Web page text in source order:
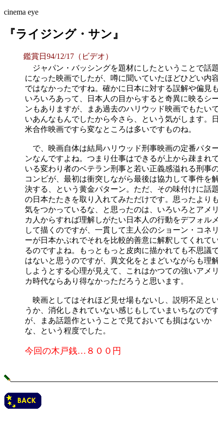
cinema eye
『ライジング・サン』
鑑賞日94/12/17（ビデオ）
ジャパン・バッシングを題材にしたということで話題
になった映画でしたが、噂に聞いていたほどひどい内
ではなかったですね。確かに日本に対する誤解や偏見も
いろいろあって、日本人の目からすると奇異に映るシ
ンもありますが、まあ過去のハリウッド映画でもたいて
いあんなもんでしたから今さら、という気がします。日
米合作映画ですら変なところは多いですものね。
で、映画自体は結局ハリウッド刑事映画の定番パタ
ンなんですよね。つまり仕事はできるが上から疎まれて
いる変わり者のベテラン刑事と若い正義感溢れる刑事
コンビが、最初は衝突しながら最後は協力して事件を
決する、という黄金パターン。ただ、その味付けに話題
の日本たたきを取り入れてみただけです。思ったよりも
気をつかっているな、と思ったのは、いろいろとアメリ
カ人からすれば理解しがたい日本人の行動をデフォルメ
して描くのですが、一貫して主人公のショーン・コネリ
ーが日本かぶれでそれを比較的善意に解釈してくれて
るのですよね。もっともっと皮肉に描かれても不思議
はないと思うのですが、異文化をとまどいながらも理
しようとする心理が見えて、これはかつての強いアメリ
カ時代ならあり得なかっただろうと思います。
映画としてはそれほど見せ場もないし、説明不足と
うか、消化しきれていない感じもしていまいちなので
が、まあ話題作ということで見ておいても損はないか
な、という程度でした。
今回の木戸銭…８００円